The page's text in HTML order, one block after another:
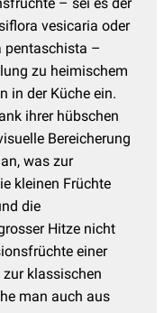
– sei es der
vesicaria oder
pentaschista –
zu heimischem
in der Küche ein.
ihrer hübschen
Bereicherung
was zur
kleinen Früchte
die
Hitze nicht
einer
klassischen
man auch aus